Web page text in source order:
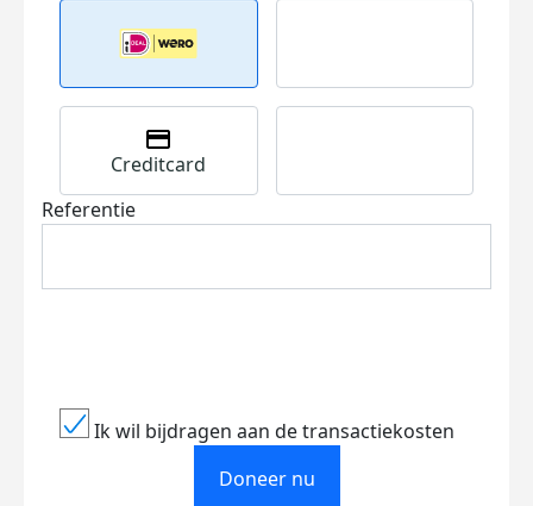
Creditcard
Referentie
Ik wil bijdragen aan de transactiekosten
Doneer nu